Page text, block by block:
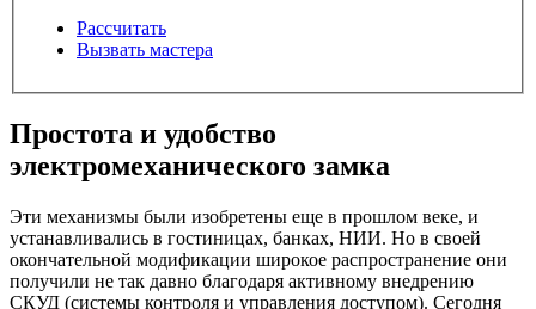
Рассчитать
Вызвать мастера
Простота и удобство
электромеханического замка
Эти механизмы были изобретены еще в прошлом веке, и
устанавливались в гостиницах, банках, НИИ. Но в своей
окончательной модификации широкое распространение они
получили не так давно благодаря активному внедрению
СКУД (системы контроля и управления доступом). Сегодня